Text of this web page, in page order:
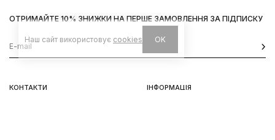
КОНТАКТИ ІНФОРМАЦІЯ
ОТРИМАЙТЕ 10% ЗНИЖКИ НА ПЕРШЕ ЗАМОВЛЕННЯ ЗА ПІДПИСКУ
Наш сайт використовує cookies OK